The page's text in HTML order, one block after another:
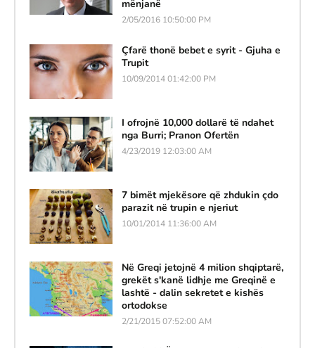
mënjanë
2/05/2016 10:50:00 PM
Çfarë thonë bebet e syrit - Gjuha e
Trupit
10/09/2014 01:42:00 PM
I ofrojnë 10,000 dollarë të ndahet
nga Burri; Pranon Ofertën
4/23/2019 12:03:00 AM
7 bimët mjekësore që zhdukin çdo
parazit në trupin e njeriut
10/01/2014 11:36:00 AM
Në Greqi jetojnë 4 milion shqiptarë,
grekët s'kanë lidhje me Greqinë e
lashtë - dalin sekretet e kishës
ortodokse
2/21/2015 07:52:00 AM